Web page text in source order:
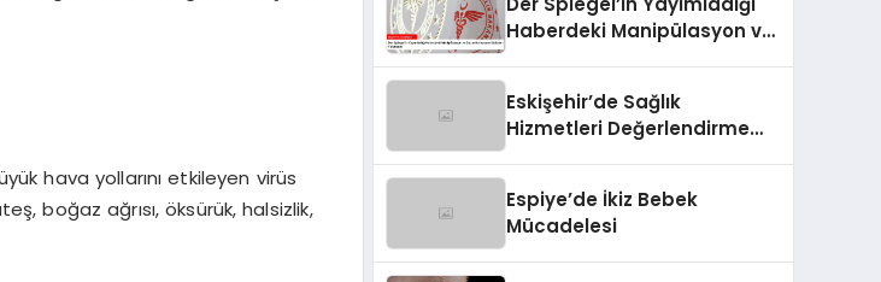
hava yollarını etkileyen virüs
boğaz ağrısı, öksürük, halsizlik,
Haberdeki Manipülasyon ve
Eskişehir’de Sağlık
Hizmetleri Değerlendirme
Espiye’de İkiz Bebek
Mücadelesi